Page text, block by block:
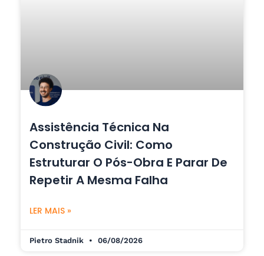
Assistência Técnica Na
Construção Civil: Como
Estruturar O Pós-Obra E Parar De
Repetir A Mesma Falha
LER MAIS »
Pietro Stadnik 06/08/2026